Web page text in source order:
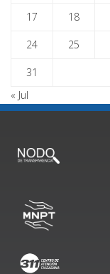
17 18
24 25
31
« Jul